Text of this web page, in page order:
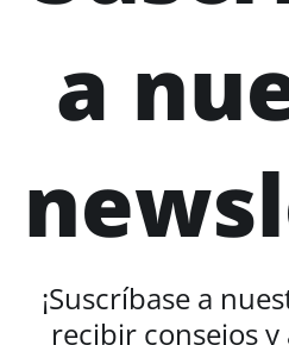
a
¡Suscríbase a
recibir consejos